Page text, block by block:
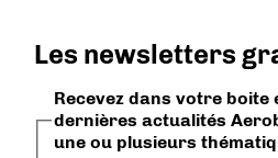
Les newsletters
Recevez dans votre boite
dernières actualités
une ou plusieurs